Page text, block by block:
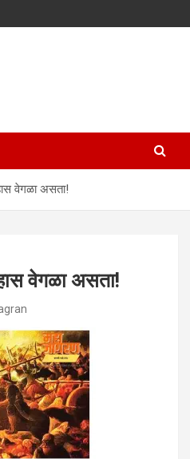
वेगळा असता!
वेगळा असता!